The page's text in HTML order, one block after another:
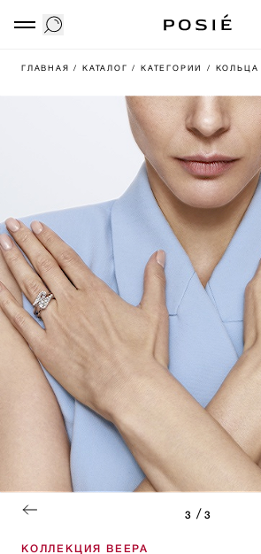
ГЛАВНАЯ/ КАТАЛОГ/ КАТЕГОРИИ/ КОЛЬЦА
3 / 3
КОЛЛЕКЦИЯ ВЕЕРА